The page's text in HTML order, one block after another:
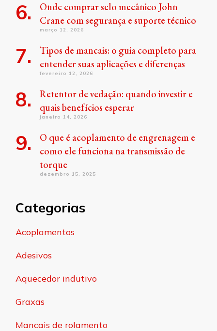
Onde comprar selo mecânico John
Crane com segurança e suporte técnico
março 12, 2026
Tipos de mancais: o guia completo para
entender suas aplicações e diferenças
fevereiro 12, 2026
Retentor de vedação: quando investir e
quais benefícios esperar
janeiro 14, 2026
O que é acoplamento de engrenagem e
como ele funciona na transmissão de
torque
dezembro 15, 2025
Categorias
Acoplamentos
Adesivos
Aquecedor indutivo
Graxas
Mancais de rolamento